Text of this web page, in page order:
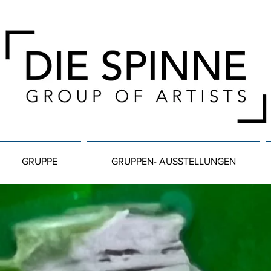
GRUPPE GRUPPEN- AUSSTELLUNGEN